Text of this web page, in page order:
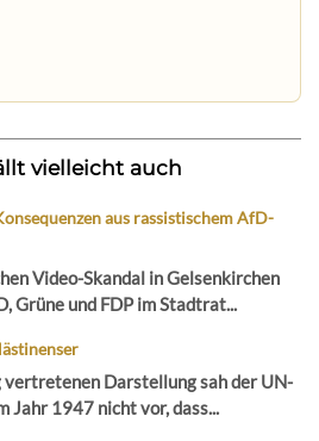
vielleicht auch
aus rassistischem AfD-
Video-Skandal in Gelsenkirchen
Grüne und FDP im Stadtrat...
vertretenen Darstellung sah der UN-
Jahr 1947 nicht vor, dass...